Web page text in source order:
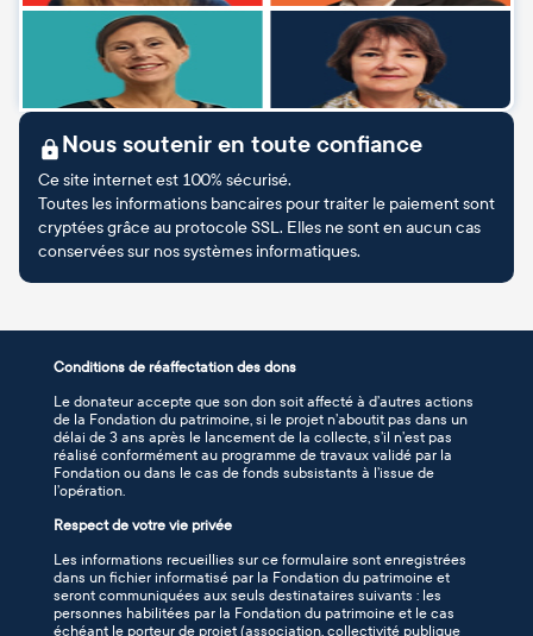
Nous soutenir en toute confiance
Ce site internet est 100% sécurisé.
Toutes les informations bancaires pour traiter le paiement sont
cryptées grâce au protocole SSL. Elles ne sont en aucun cas
conservées sur nos systèmes informatiques.
Conditions de réaffectation des dons
Le donateur accepte que son don soit affecté à d’autres actions
de la Fondation du patrimoine, si le projet n’aboutit pas dans un
délai de 3 ans après le lancement de la collecte, s’il n’est pas
réalisé conformément au programme de travaux validé par la
Fondation ou dans le cas de fonds subsistants à l’issue de
l’opération.
Respect de votre vie privée
Les informations recueillies sur ce formulaire sont enregistrées
dans un fichier informatisé par la Fondation du patrimoine et
seront communiquées aux seuls destinataires suivants : les
personnes habilitées par la Fondation du patrimoine et le cas
échéant le porteur de projet (association, collectivité publique